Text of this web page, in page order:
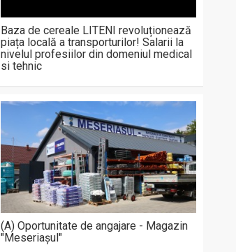
Baza de cereale LITENI revoluționează
piața locală a transporturilor! Salarii la
nivelul profesiilor din domeniul medical
si tehnic
(A) Oportunitate de angajare - Magazin
"Meseriașul"